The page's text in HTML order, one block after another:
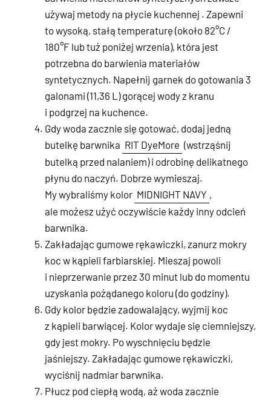
używaj metody na płycie kuchennej . Zapewni
to wysoką, stałą temperaturę (około 82°C /
180°F lub tuż poniżej wrzenia), która jest
potrzebna do barwienia materiałów
syntetycznych. Napełnij garnek do gotowania 3
galonami (11,36 L) gorącej wody z kranu
i podgrzej na kuchence.
Gdy woda zacznie się gotować, dodaj jedną
butelkę barwnika RIT DyeMore (wstrząśnij
butelką przed nalaniem) i odrobinę delikatnego
płynu do naczyń. Dobrze wymieszaj.
My wybraliśmy kolor MIDNIGHT NAVY ,
ale możesz użyć oczywiście każdy inny odcień
barwnika.
Zakładając gumowe rękawiczki, zanurz mokry
koc w kąpieli farbiarskiej. Mieszaj powoli
i nieprzerwanie przez 30 minut lub do momentu
uzyskania pożądanego koloru (do godziny).
Gdy kolor będzie zadowalający, wyjmij koc
z kąpieli barwiącej. Kolor wydaje się ciemniejszy,
gdy jest mokry. Po wyschnięciu będzie
jaśniejszy. Zakładając gumowe rękawiczki,
wyciśnij nadmiar barwnika.
Płucz pod ciepłą wodą, aż woda zacznie